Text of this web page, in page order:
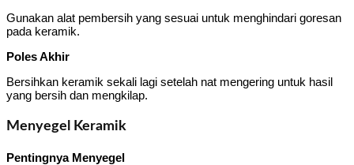
Gunakan alat pembersih yang sesuai untuk menghindari goresan
pada keramik.
Poles Akhir
Bersihkan keramik sekali lagi setelah nat mengering untuk hasil
yang bersih dan mengkilap.
Menyegel Keramik
Pentingnya Menyegel